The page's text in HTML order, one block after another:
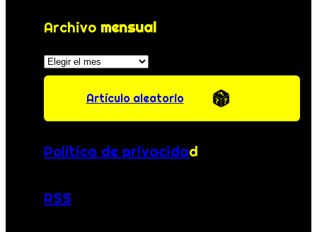
Archivo mensual
Archivos
Artículo aleatorio
Política de privacidad
RSS